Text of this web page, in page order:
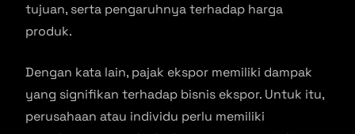
tujuan, serta pengaruhnya terhadap harga
produk.
Dengan kata lain, pajak ekspor memiliki dampak
yang signifikan terhadap bisnis ekspor. Untuk itu,
perusahaan atau individu perlu memiliki